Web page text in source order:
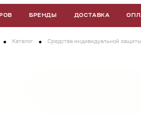
БРЕНДЫ ДОСТАВКА
Каталог Средства индивидуальной защиты